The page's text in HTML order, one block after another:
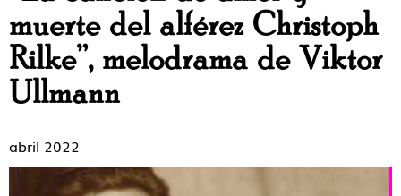
muerte del alférez Christoph
Rilke”, melodrama de Viktor
Ullmann
abril 2022